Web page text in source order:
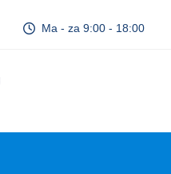
Ma - za 9:00 - 18:00